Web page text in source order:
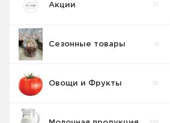
Акции 13
Сезонные товары
Овощи и Фрукты 95